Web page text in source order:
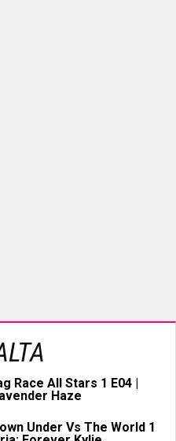
Race All Stars 1 E04 |
Haze
Under Vs The World 1